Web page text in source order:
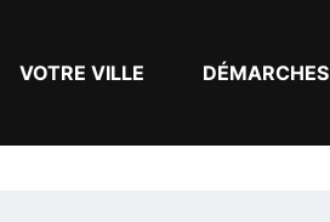
VOTRE VILLE DÉMARCHES